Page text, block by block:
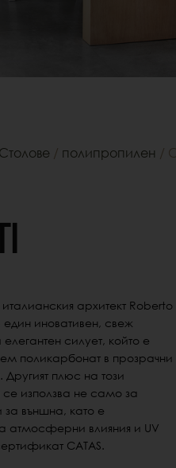
Столове / полипропилен /
архитект Roberto
иновативен, свеж
силует, който е
поликарбонат в прозрачни
плюс на този
използва не само за
външна, като е
атмосферни влияния и UV
CATAS.